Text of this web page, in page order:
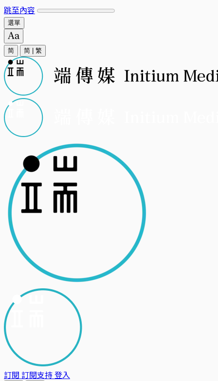
跳至內容
選單
简 简 繁
訂閱 訂閱支持登入